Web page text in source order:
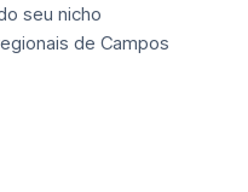
seu nicho
de Campos